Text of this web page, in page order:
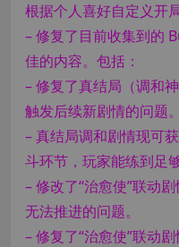
根据个人喜好自定义开局
– 修复了目前收集到的
佳的内容。包括：
– 修复了真结局（调和
触发后续新剧情的问题。
– 真结局调和剧情现可
斗环节，玩家能练到足
– 修改了“治愈使”联动
无法推进的问题。
– 修复了“治愈使”联动